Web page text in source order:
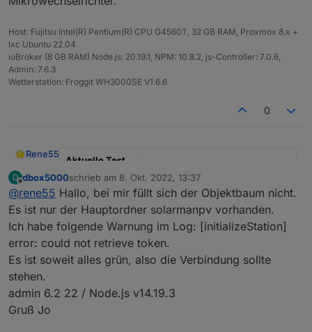
Host: Fujitsu Intel(R) Pentium(R) CPU G4560T, 32 GB RAM, Proxmox 8.x +
lxc Ubuntu 22.04
ioBroker (8 GB RAM) Node.js: 20.19.1, NPM: 10.8.2, js-Controller: 7.0.6,
Admin: 7.6.3
Wetterstation: Froggit WH3000SE V1.6.6
0
Rene55
Aktuelle Test
Version
0.5.1
Veröffentlichun
gsdatum
23.06.2022
Github Link
https://github.com/raschy/ioBrok
er.solarmanpv
D
Offline
dbox5000schrieb am 8. Okt. 2022, 13:37
zuletzt editiert von
@rene55 Hallo, bei mir füllt sich der Objektbaum nicht.
Es ist nur der Hauptordner solarmanpv vorhanden.
Ich habe folgende Warnung im Log: [initializeStation]
error: could not retrieve token.
Es ist soweit alles grün, also die Verbindung sollte
stehen.
admin 6.2 22 / Node.js v14.19.3
Gruß Jo